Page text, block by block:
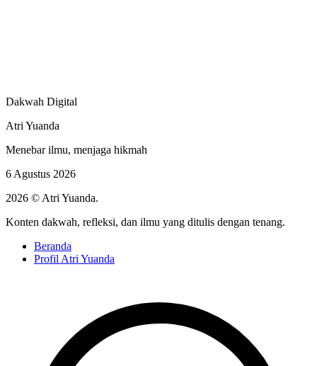
Dakwah Digital
Atri Yuanda
Menebar ilmu, menjaga hikmah
6 Agustus 2026
2026 © Atri Yuanda.
Konten dakwah, refleksi, dan ilmu yang ditulis dengan tenang.
Beranda
Profil Atri Yuanda